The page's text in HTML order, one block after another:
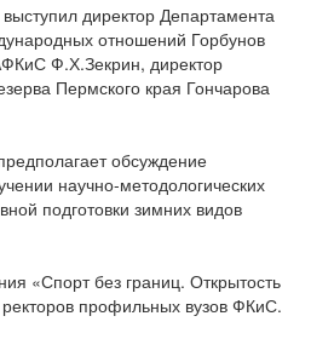
директор Департамента
отношений Горбунов
Ф.Х.Зекрин, директор
Пермского края Гончарова
обсуждение
научно-методологических
подготовки зимних видов
«Спорт без границ. Открытость
профильных вузов ФКиС.